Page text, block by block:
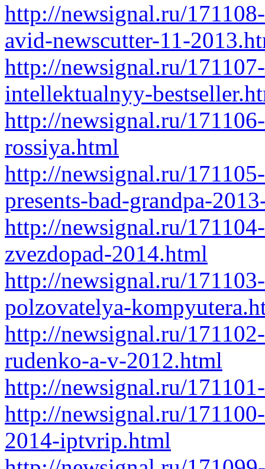
http://newsignal.ru/
avid-newscutter-11-
http://newsignal.ru/
intellektualnyy-
http://newsignal.ru/
rossiya.html
http://newsignal.ru/
presents-bad-grandpa-
http://newsignal.ru/
zvezdopad-2014.html
http://newsignal.ru/
polzovatelya-
http://newsignal.ru/
rudenko-a-v-2012.html
http://newsignal.ru/
http://newsignal.ru/
2014-iptvrip.html